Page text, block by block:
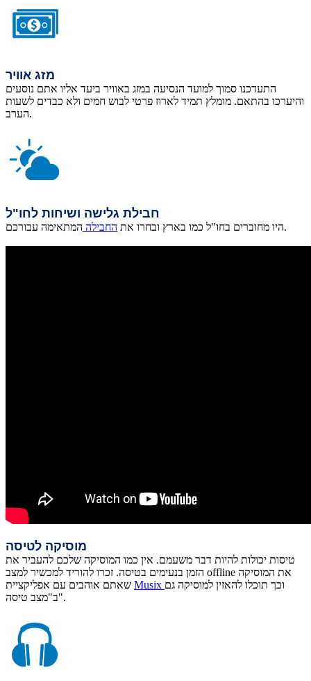
מזג אוויר
התעדכנו סמוך למועד הנסיעה במזג באוויר ביעד אליו אתם נוסעים
והיערכו בהתאם. מומלץ תמיד לארוז פרטי לבוש חמים ולא כבדים לשעות
הערב.
חבילת גלישה ושיחות לחו"ל
היו מחוברים בחו"ל כמו בארץ ובחרו את החבילה המתאימה עבורכם.
מוסיקה לטיסה
טיסות יכולות להיות דבר משעמם. אין כמו המוסיקה שלכם להעביר את
הזמן בנעימים בטיסה. זכרו להוריד למכשיר למצב offline את המוסיקה
Musix וכך תוכלו להאזין למוסיקה גם
ב"מצב טיסה".